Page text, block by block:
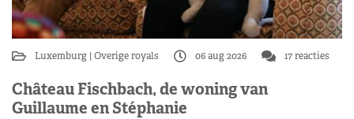
Luxemburg Overige royals 06 aug 2026 17 reacties
Château Fischbach, de woning van
Guillaume en Stéphanie